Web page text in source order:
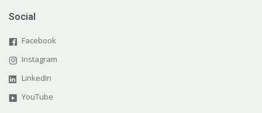
Social
Facebook
Instagram
LinkedIn
YouTube